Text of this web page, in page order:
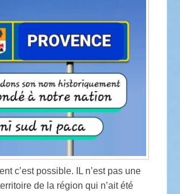
c’est possible. IL n’est pas une
de la région qui n’ait été